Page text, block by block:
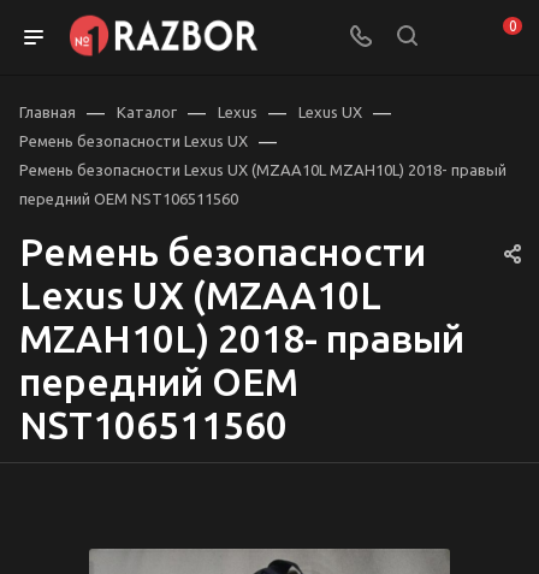
0
Главная — Каталог — Lexus — Lexus UX —
Ремень безопасности Lexus UX —
Ремень безопасности Lexus UX (MZAA10L MZAH10L) 2018- правый
передний OEM NST106511560
Ремень безопасности
Lexus UX (MZAA10L
MZAH10L) 2018- правый
передний OEM
NST106511560